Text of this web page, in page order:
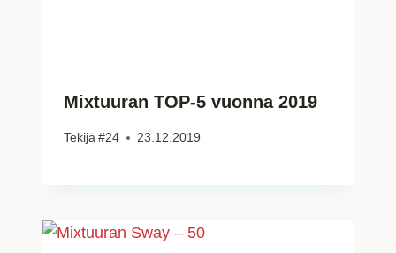
Mixtuuran TOP-5 vuonna 2019
Tekijä#24 23.12.2019